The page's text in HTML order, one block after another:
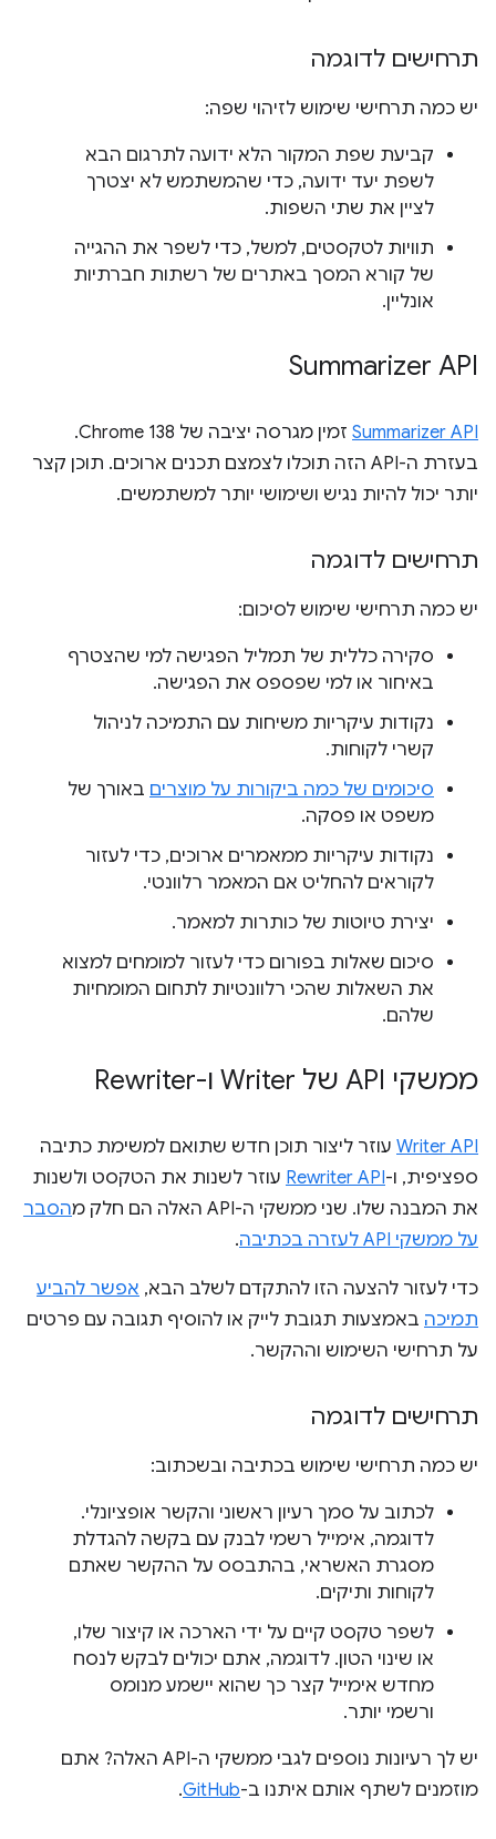
תרחישים לדוגמה
יש כמה תרחישי שימוש לזיהוי שפה:
קביעת שפת המקור הלא ידועה לתרגום הבא
לשפת יעד ידועה, כדי שהמשתמש לא יצטרך
לציין את שתי השפות.
תוויות לטקסטים, למשל, כדי לשפר את ההגייה
של קורא המסך באתרים של רשתות חברתיות
אונליין.
Summarizer API
Summarizer API
זמין מגרסה יציבה של Chrome 138.
בעזרת ה-API הזה תוכלו לצמצם תכנים ארוכים. תוכן קצר
יותר יכול להיות נגיש ושימושי יותר למשתמשים.
תרחישים לדוגמה
יש כמה תרחישי שימוש לסיכום:
סקירה כללית של תמליל הפגישה למי שהצטרף
באיחור או למי שפספס את הפגישה.
נקודות עיקריות משיחות עם התמיכה לניהול
קשרי לקוחות.
סיכומים של כמה ביקורות על מוצרים באורך של
משפט או פסקה.
נקודות עיקריות ממאמרים ארוכים, כדי לעזור
לקוראים להחליט אם המאמר רלוונטי.
יצירת טיוטות של כותרות למאמר.
סיכום שאלות בפורום כדי לעזור למומחים למצוא
את השאלות שהכי רלוונטיות לתחום המומחיות
שלהם.
ממשקי API של Writer ו-Rewriter
Writer API עוזר ליצור תוכן חדש שתואם למשימת כתיבה
ספציפית, ו-Rewriter API עוזר לשנות את הטקסט ולשנות
את המבנה שלו. שני ממשקי ה-API האלה הם חלק מ
הסבר
על ממשקי API לעזרה בכתיבה
.
כדי לעזור להצעה הזו להתקדם לשלב הבא, אפשר להביע
תמיכה באמצעות תגובת לייק או להוסיף תגובה עם פרטים
על תרחישי השימוש וההקשר.
תרחישים לדוגמה
יש כמה תרחישי שימוש בכתיבה ובשכתוב:
לכתוב על סמך רעיון ראשוני והקשר אופציונלי.
לדוגמה, אימייל רשמי לבנק עם בקשה להגדלת
מסגרת האשראי, בהתבסס על ההקשר שאתם
לקוחות ותיקים.
לשפר טקסט קיים על ידי הארכה או קיצור שלו,
או שינוי הטון. לדוגמה, אתם יכולים לבקש לנסח
מחדש אימייל קצר כך שהוא יישמע מנומס
ורשמי יותר.
יש לך רעיונות נוספים לגבי ממשקי ה-API האלה? אתם
מוזמנים לשתף אותם איתנו ב-GitHub
.